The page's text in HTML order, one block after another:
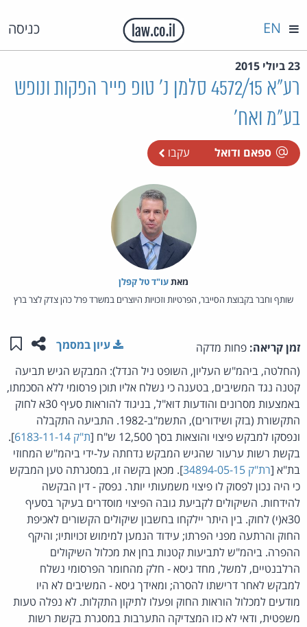
כניסה EN
23 ביולי 2015
רע"א 4572/15 סלמן נ' טופ פייר הפקות ונופש
בע"מ ואח'
ספאם ודואל עקבו
מאת‏עו"ד טל קפלן
שותף וחבר בקבוצת הסייבר, הפרטיות וזכויות היוצרים במשרד פרל כהן צדק לצר ברץ
זמן קריאה: פחות מדקה שתפו
עיון במסמך
(החלטה, ביהמ"ש העליון, השופט ניל הנדל): המבקש הגיש תביעה
קטנה נגד המשיבים, בטענה כי נשלח אליו תוכן פרסומי ללא הסכמתו,
באמצעות מסרונים והודעות דוא"ל, בניגוד להוראות סעיף 30א לחוק
התקשורת (בזק ושידורים), התשמ"ב-1982. התביעה התקבלה
ונפסקו למבקש פיצוי והוצאות בסך 12,500 ש"ח [
ת"ק 6183-11-14
].
בקשת רשות ערעור שהגיש המבקש נדחתה על-ידי ביהמ"ש המחוזי
בת"א [רת"ק 34894-05-15
]. מכאן בקשה זו, במסגרתה טען המבקש
כי היה נכון לפסוק לו פיצוי משמעותי יותר. נפסק - דין הבקשה
להידחות. השיקולים לקביעת גובה הפיצוי מוסדרים בעיקר בסעיף
30א(י) לחוק. בין היתר יילקחו בחשבון שיקולים הקשורים לאכיפת
החוק והרתעה מפני הפרתו; עידוד הנמען למימוש זכויותיו; והיקף
ההפרה. ביהמ"ש לתביעות קטנות בחן את מכלול השיקולים
הרלבנטיים, למשל, מחד גיסא - חלק מהחומר הפרסומי נשלח
למבקש לאחר דרישתו להסרה; ומאידך גיסא - המשיבים לא היו
מודעים למכלול הוראות החוק ופעלו לתיקון התקלות. לא נפלה טעות
משפטית, ודאי לא כזו המצדיקה התערבות במסגרת בקשת רשות